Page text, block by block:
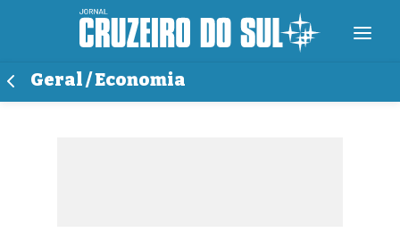
Geral / Economia